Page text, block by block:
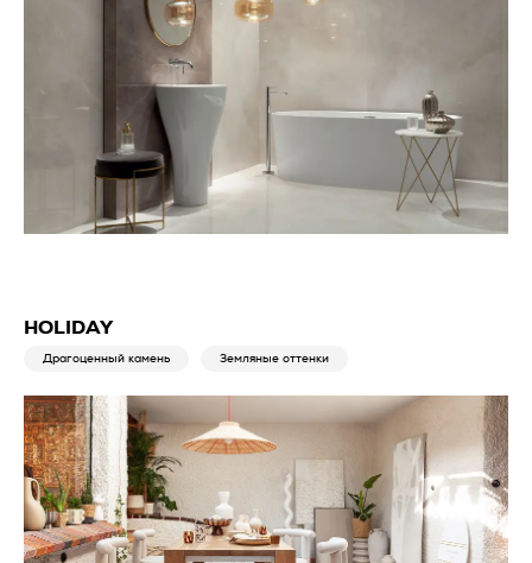
HOLIDAY
Драгоценный камень Земляные оттенки